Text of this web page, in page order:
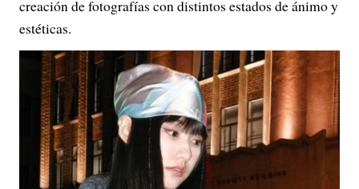
creación de fotografías con distintos estados de ánimo y
estéticas.